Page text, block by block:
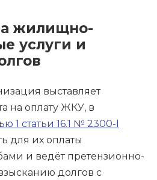
жилищно-
услуги и
выставляет
на оплату ЖКУ, в
1 статьи 16.1 № 2300-I
для их оплаты
и ведёт претензионно-
долгов с